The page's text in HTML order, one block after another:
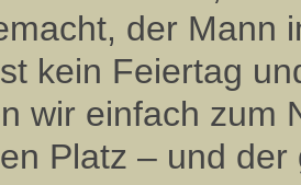
der Mann
kein Feiertag
wir einfach zum
Platz – und